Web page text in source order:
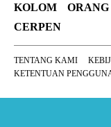
KOLOM
CERPEN
TENTANG KAMI
KETENTUAN